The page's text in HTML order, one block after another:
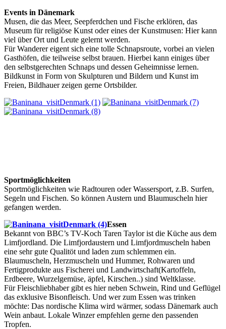
Events in Dänemark
Musen, die das Meer, Seepferdchen und Fische erklören, das
Museum für religiöse Kunst oder eines der Kunstmusen: Hier kann
viel über Ort und Leute gelernt werden.
Für Wanderer eigent sich eine tolle Schnapsroute, vorbei an vielen
Gasthöfen, die teilweise selbst brauen. Hierbei kann einiges über
den selbstgerechten Schnaps und dessen Geheimnisse lernen.
Bildkunst in Form von Skulpturen und Bildern und Kunst im
Freien, Bildhauer zeigen gerne Ortsbilder.
Sportmöglichkeiten
Sportmöglichkeiten wie Radtouren oder Wassersport, z.B. Surfen,
Segeln und Fischen. So können Austern und Blaumuscheln hier
gefangen werden.
Essen
Bekannt von BBC’s TV-Koch Taren Taylor ist die Küche aus dem
Limfjordland. Die Limfjordaustern und Limfjordmuscheln haben
eine sehr gute Qualitöt und laden zum schlemmen ein.
Blaumuscheln, Herzmuscheln und Hummer, Rohwaren und
Fertigprodukte aus Fischerei und Landwirtschaft(Kartoffeln,
Erdbeere, Wurzelgemüse, äpfel, Kirschen..) sind Weltklasse.
Für Fleischliebhaber gibt es hier neben Schwein, Rind und Geflügel
das exklusive Bisonfleisch. Und wer zum Essen was trinken
möchte: Das nordische Klima wird wärmer, sodass Dänemark auch
Wein anbaut. Lokale Winzer empfehlen gerne den passenden
Tropfen.